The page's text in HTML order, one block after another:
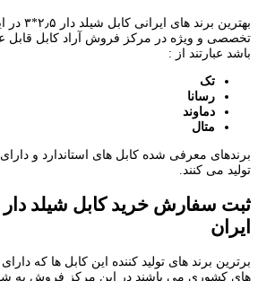
بهترین
تخصصی و ویژه در مرکز فروش آراد کابل قابل
باشد عبارتند از :
تک
رسانا
دماوند
متال
برندهای معرفی شده کابل های استاندارد و دارای
تولید می کنند.
ثبت سفارش خرید کابل شیلد دار
ایران
برترین برند های تولید کننده این کابل ها که
های کشوری می باشند در این مرکز فروش به